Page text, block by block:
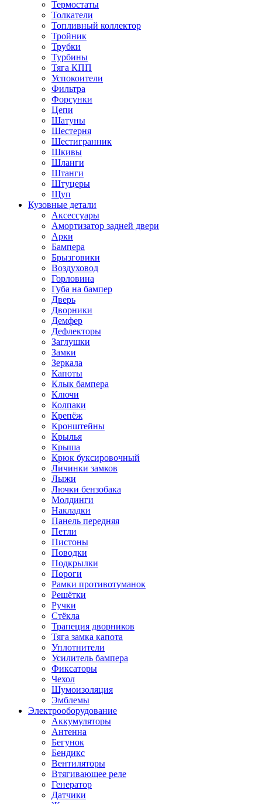
Термостаты
Толкатели
Топливный коллектор
Тройник
Трубки
Турбины
Тяга КПП
Успокоители
Фильтра
Форсунки
Цепи
Шатуны
Шестерня
Шестигранник
Шкивы
Шланги
Штанги
Штуцеры
Щуп
Кузовные детали
Аксессуары
Амортизатор задней двери
Арки
Бампера
Брызговики
Воздуховод
Горловина
Губа на бампер
Дверь
Дворники
Демфер
Дефлекторы
Заглушки
Замки
Зеркала
Капоты
Клык бампера
Ключи
Колпаки
Крепёж
Кронштейны
Крылья
Крыша
Крюк буксировочный
Личинки замков
Лыжи
Лючки бензобака
Молдинги
Накладки
Панель передняя
Петли
Пистоны
Поводки
Подкрылки
Пороги
Рамки противотуманок
Решётки
Ручки
Стёкла
Трапеция дворников
Тяга замка капота
Уплотнители
Усилитель бампера
Фиксаторы
Чехол
Шумоизоляция
Эмблемы
Электрооборудование
Аккумуляторы
Антенна
Бегунок
Бендикс
Вентиляторы
Втягивающее реле
Генератор
Датчики